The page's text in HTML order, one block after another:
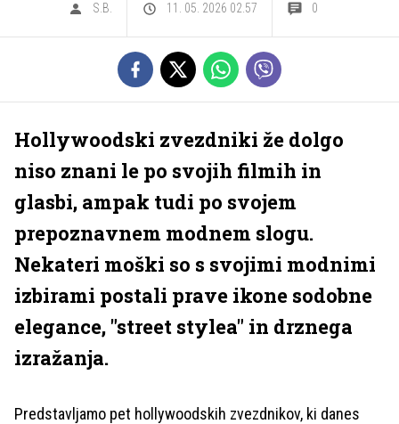
S.B. 11. 05. 2026 02.57 0
Hollywoodski zvezdniki že dolgo
niso znani le po svojih filmih in
glasbi, ampak tudi po svojem
prepoznavnem modnem slogu.
Nekateri moški so s svojimi modnimi
izbirami postali prave ikone sodobne
elegance, "street stylea" in drznega
izražanja.
Predstavljamo pet hollywoodskih zvezdnikov, ki danes